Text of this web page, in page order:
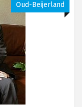
Oud-Beijerland